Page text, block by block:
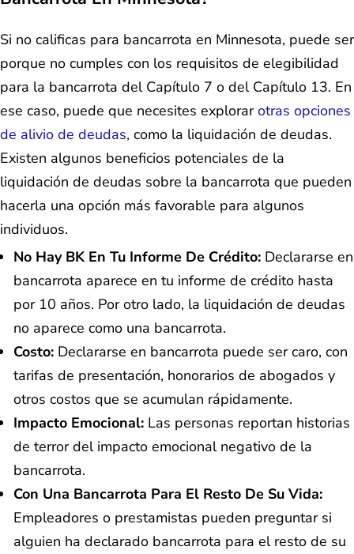
Si no calificas para bancarrota en Minnesota, puede ser
porque no cumples con los requisitos de elegibilidad
para la bancarrota del Capítulo 7 o del Capítulo 13. En
ese caso, puede que necesites explorarotras opciones
de alivio de deudas, como la liquidación de deudas.
Existen algunos beneficios potenciales de la
liquidación de deudas sobre la bancarrota que pueden
hacerla una opción más favorable para algunos
individuos.
No Hay BK En Tu Informe De Crédito: Declararse en
bancarrota aparece en tu informe de crédito hasta
por 10 años. Por otro lado, la liquidación de deudas
no aparece como una bancarrota.
Costo: Declararse en bancarrota puede ser caro, con
tarifas de presentación, honorarios de abogados y
otros costos que se acumulan rápidamente.
Impacto Emocional: Las personas reportan historias
de terror del impacto emocional negativo de la
bancarrota.
Con Una Bancarrota Para El Resto De Su Vida:
Empleadores o prestamistas pueden preguntar si
alguien ha declarado bancarrota para el resto de su